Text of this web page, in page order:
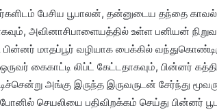
பேசிய பூபாலன், தன்னுடைய தந்தை
அவினாசிபாளையத்தில் உள்ள பனியன்
பின்னர் மாதப்பூர் வழியாக பைக்கில்
கைகாட்டி லிப்ட் கேட்டதாகவும், பின்னர்
அங்கு இருந்த இருவருடன் சேர்ந்து
செயலியை பதிவிறக்கம் செய்து பின்னர்